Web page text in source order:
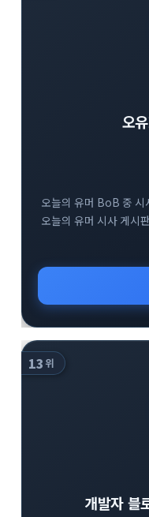
오
오늘의 유머 BoB 중 시
오늘의 유머 시사 게시
13 위
개발자